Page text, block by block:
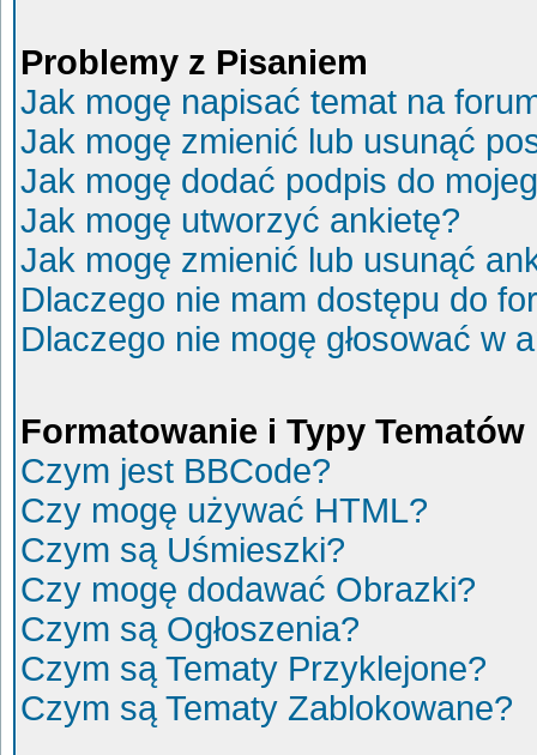
Problemy z Pisaniem
Jak mogę napisać temat na
Jak mogę zmienić lub usunąć
Jak mogę dodać podpis do
Jak mogę utworzyć ankietę?
Jak mogę zmienić lub usunąć
Dlaczego nie mam dostępu do
Dlaczego nie mogę głosować w
Formatowanie i Typy Tematów
Czym jest BBCode?
Czy mogę używać HTML?
Czym są Uśmieszki?
Czy mogę dodawać Obrazki?
Czym są Ogłoszenia?
Czym są Tematy Przyklejone?
Czym są Tematy Zablokowane?